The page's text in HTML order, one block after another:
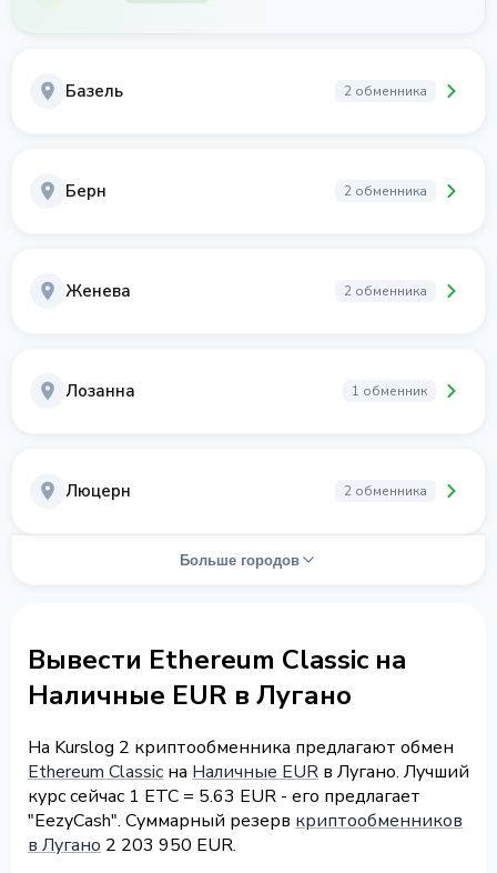
Базель 2 обменника
Берн 2 обменника
Женева 2 обменника
Лозанна 1 обменник
Люцерн 2 обменника
Больше городов
Вывести Ethereum Classic на
Наличные EUR в Лугано
На Kurslog 2 криптообменника предлагают обмен
Ethereum Classic на Наличные EUR в Лугано. Лучший
курс сейчас 1 ETC = 5.63 EUR - его предлагает
"EezyCash". Суммарный резерв криптообменников
в Лугано 2 203 950 EUR.